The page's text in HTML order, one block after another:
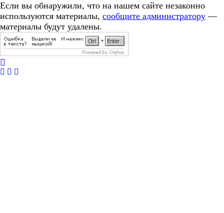
Если вы обнаружили, что на нашем сайте незаконно
используются материалы, сообщите администратору —
материалы будут удалены.